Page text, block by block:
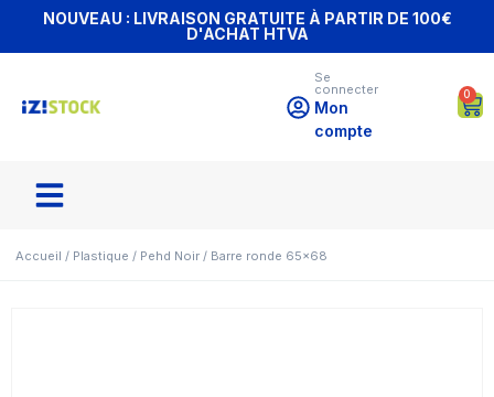
NOUVEAU : LIVRAISON GRATUITE À PARTIR DE 100€
D'ACHAT HTVA
Se
connecter
Mon
compte
0
Accueil / Plastique / Pehd Noir / Barre ronde 65×68